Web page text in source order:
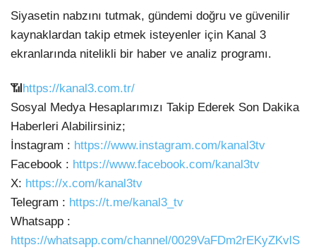
Siyasetin nabzını tutmak, gündemi doğru ve güvenilir
kaynaklardan takip etmek isteyenler için Kanal 3
ekranlarında nitelikli bir haber ve analiz programı.
📶 https://kanal3.com.tr/
Sosyal Medya Hesaplarımızı Takip Ederek Son Dakika
Haberleri Alabilirsiniz;
İnstagram : https://www.instagram.com/kanal3tv
Facebook : https://www.facebook.com/kanal3tv
X: https://x.com/kanal3tv
Telegram : https://t.me/kanal3_tv
Whatsapp :
https://whatsapp.com/channel/0029VaFDm2rEKyZKvlS